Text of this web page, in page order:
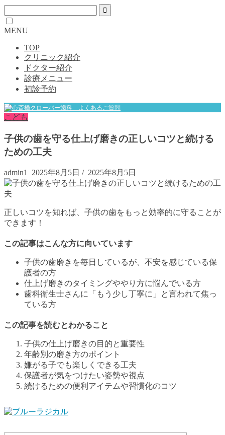
MENU
TOP
クリニック紹介
ドクター紹介
診療メニュー
初診予約
こども
子供の歯を守る仕上げ磨きの正しいコツと続ける
ための工夫
admin1 2025年8月5日 / 2025年8月5日
正しいコツを知れば、子供の歯をもっと効率的に守ることが
できます！
この記事はこんな方に向いています
子供の歯磨きを毎日しているが、不安を感じている保
護者の方
仕上げ磨きのタイミングややり方に悩んでいる方
歯科衛生士さんに「もう少し丁寧に」と言われて焦っ
ている方
この記事を読むとわかること
子供の仕上げ磨きの目的と重要性
年齢別の磨き方のポイント
嫌がる子でも楽しくできる工夫
保護者が気をつけたい姿勢や視点
続けるための便利アイテムや習慣化のコツ